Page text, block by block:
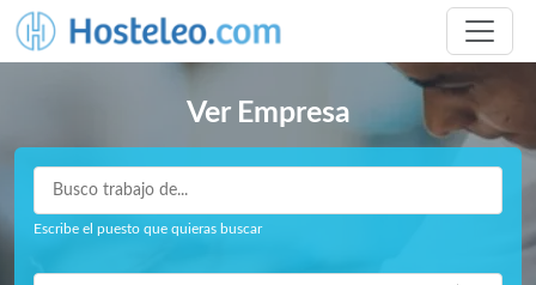
Ver Empresa
Escribe el puesto que quieras buscar